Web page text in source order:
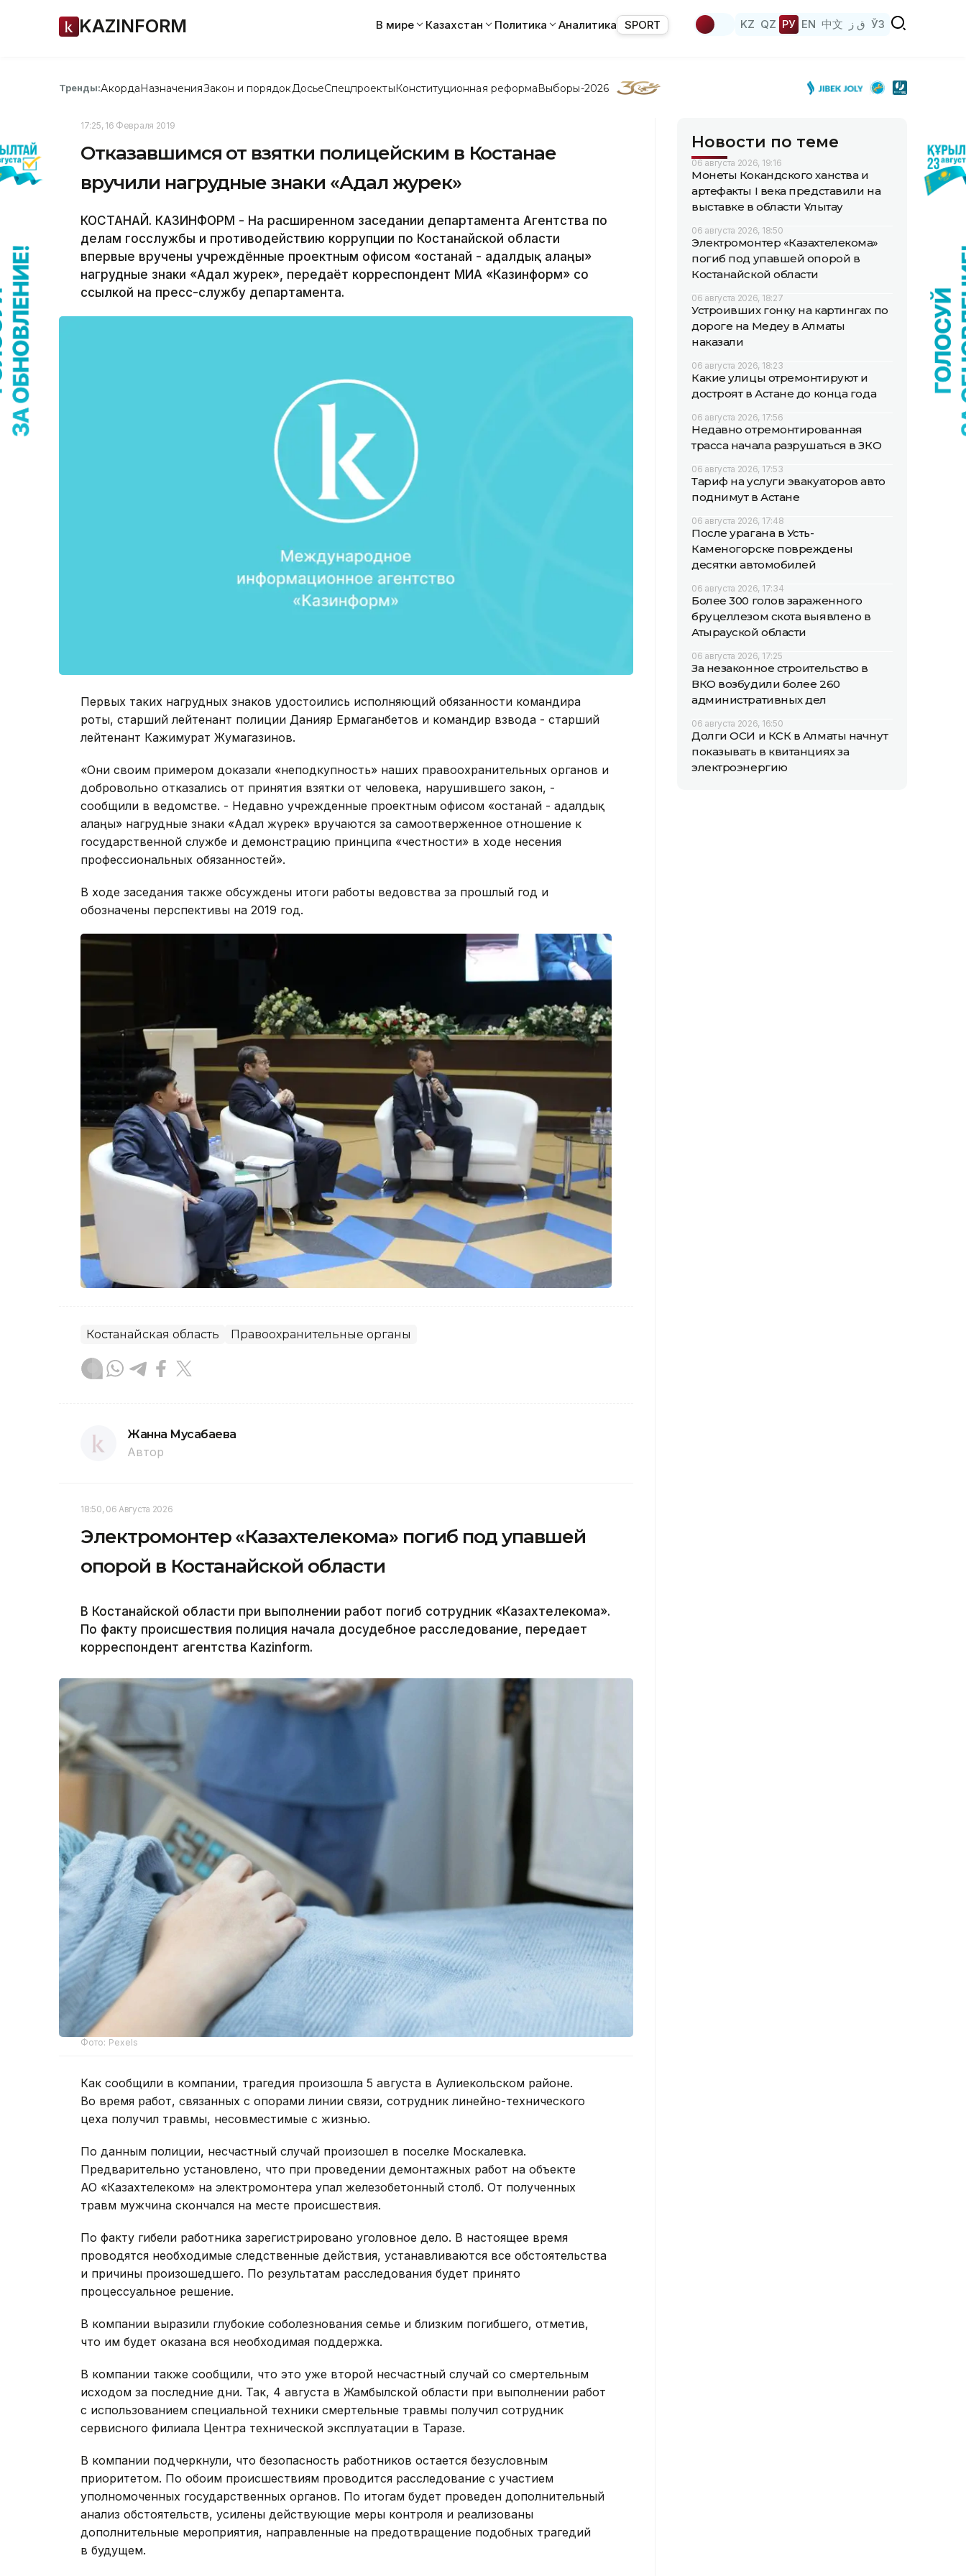
KAZINFORM В мире Казахстан Политика Аналитика SPORT KZ QZ РУ EN 中文 ق ز ЎЗ
Тренды:АкордаНазначенияЗакон и порядок ДосьеСпецпроектыКонституционная реформаВыборы-2026
17:25, 16 Февраля 2019
Отказавшимся от взятки полицейским в Костанае
вручили нагрудные знаки «Адал журек»
КОСТАНАЙ. КАЗИНФОРМ - На расширенном заседании департамента Агентства по
делам госслужбы и противодействию коррупции по Костанайской области
впервые вручены учреждённые проектным офисом «Қостанай - адалдық алаңы»
нагрудные знаки «Адал журек», передаёт корреспондент МИА «Казинформ» со
ссылкой на пресс-службу департамента.
Первых таких нагрудных знаков удостоились исполняющий обязанности командира
роты, старший лейтенант полиции Данияр Ермаганбетов и командир взвода - старший
лейтенант Кажимурат Жумагазинов.
«Они своим примером доказали «неподкупность» наших правоохранительных органов и
добровольно отказались от принятия взятки от человека, нарушившего закон, -
сообщили в ведомстве. - Недавно учрежденные проектным офисом «Қостанай - адалдық
алаңы» нагрудные знаки «Адал жүрек» вручаются за самоотверженное отношение к
государственной службе и демонстрацию принципа «честности» в ходе несения
профессиональных обязанностей».
В ходе заседания также обсуждены итоги работы ведовства за прошлый год и
обозначены перспективы на 2019 год.
Костанайская область Правоохранительные органы
Жанна Мусабаева
Автор
18:50, 06 Августа 2026
Электромонтер «Казахтелекома» погиб под упавшей
опорой в Костанайской области
В Костанайской области при выполнении работ погиб сотрудник «Казахтелекома».
По факту происшествия полиция начала досудебное расследование, передает
корреспондент агентства Kazinform.
Фото: Pexels
Как сообщили в компании, трагедия произошла 5 августа в Аулиекольском районе.
Во время работ, связанных с опорами линии связи, сотрудник линейно-технического
цеха получил травмы, несовместимые с жизнью.
По данным полиции, несчастный случай произошел в поселке Москалевка.
Предварительно установлено, что при проведении демонтажных работ на объекте
АО «Казахтелеком» на электромонтера упал железобетонный столб. От полученных
травм мужчина скончался на месте происшествия.
По факту гибели работника зарегистрировано уголовное дело. В настоящее время
проводятся необходимые следственные действия, устанавливаются все обстоятельства
и причины произошедшего. По результатам расследования будет принято
процессуальное решение.
В компании выразили глубокие соболезнования семье и близким погибшего, отметив,
что им будет оказана вся необходимая поддержка.
В компании также сообщили, что это уже второй несчастный случай со смертельным
исходом за последние дни. Так, 4 августа в Жамбылской области при выполнении работ
с использованием специальной техники смертельные травмы получил сотрудник
сервисного филиала Центра технической эксплуатации в Таразе.
В компании подчеркнули, что безопасность работников остается безусловным
приоритетом. По обоим происшествиям проводится расследование с участием
уполномоченных государственных органов. По итогам будет проведен дополнительный
анализ обстоятельств, усилены действующие меры контроля и реализованы
дополнительные мероприятия, направленные на предотвращение подобных трагедий
в будущем.
Новости по теме
06 августа 2026, 19:16
Монеты Кокандского ханства и
артефакты I века представили на
выставке в области Ұлытау
06 августа 2026, 18:50
Электромонтер «Казахтелекома»
погиб под упавшей опорой в
Костанайской области
06 августа 2026, 18:27
Устроивших гонку на картингах по
дороге на Медеу в Алматы
наказали
06 августа 2026, 18:23
Какие улицы отремонтируют и
достроят в Астане до конца года
06 августа 2026, 17:56
Недавно отремонтированная
трасса начала разрушаться в ЗКО
06 августа 2026, 17:53
Тариф на услуги эвакуаторов авто
поднимут в Астане
06 августа 2026, 17:48
После урагана в Усть-
Каменогорске повреждены
десятки автомобилей
06 августа 2026, 17:34
Более 300 голов зараженного
бруцеллезом скота выявлено в
Атырауской области
06 августа 2026, 17:25
За незаконное строительство в
ВКО возбудили более 260
административных дел
06 августа 2026, 16:50
Долги ОСИ и КСК в Алматы начнут
показывать в квитанциях за
электроэнергию